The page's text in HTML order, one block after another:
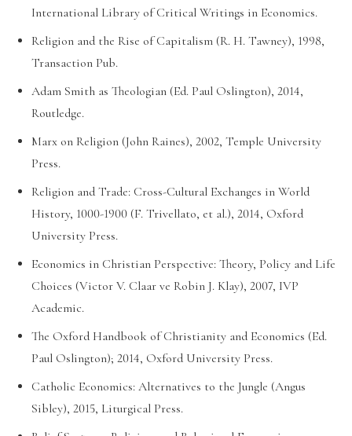
International Library of Critical Writings in Economics.
Religion and the Rise of Capitalism (R. H. Tawney), 1998,
Transaction Pub.
Adam Smith as Theologian (Ed. Paul Oslington), 2014,
Routledge.
Marx on Religion (John Raines), 2002, Temple University
Press.
Religion and Trade: Cross-Cultural Exchanges in World
History, 1000-1900 (F. Trivellato, et al.), 2014, Oxford
University Press.
Economics in Christian Perspective: Theory, Policy and Life
Choices (Victor V. Claar ve Robin J. Klay), 2007, IVP
Academic.
The Oxford Handbook of Christianity and Economics (Ed.
Paul Oslington); 2014, Oxford University Press.
Catholic Economics: Alternatives to the Jungle (Angus
Sibley), 2015, Liturgical Press.